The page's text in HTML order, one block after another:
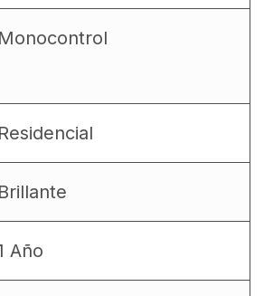
Monocontrol
Residencial
Brillante
Año